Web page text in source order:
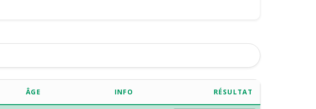
ÂGE INFO RÉSULTAT